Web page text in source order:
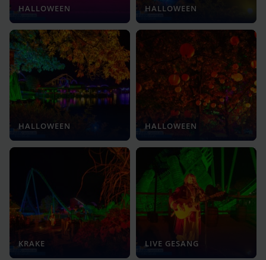
HALLOWEEN HALLOWEEN
HALLOWEEN HALLOWEEN
KRAKE LIVE GESANG